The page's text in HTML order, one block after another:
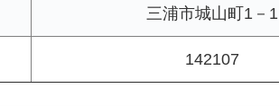
三浦市城山町1－1
142107